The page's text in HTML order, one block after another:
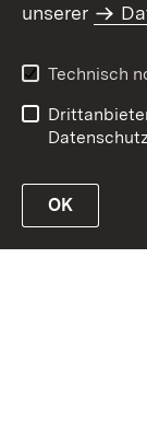
Link zur
Barrierefreiheit
unserer
Technisch
OK